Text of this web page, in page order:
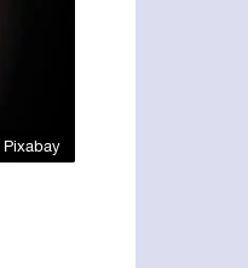
Pixabay